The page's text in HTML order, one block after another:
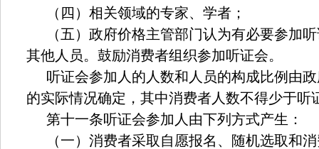
（四）相关领域的专家、学者；
（五）政府价格主管部门认为有必要参加
其他人员。鼓励消费者组织参加听证会。
听证会参加人的人数和人员的构成比例由
的实际情况确定，其中消费者人数不得少于听
第十一条听证会参加人由下列方式产生：
（一）消费者采取自愿报名、随机选取和